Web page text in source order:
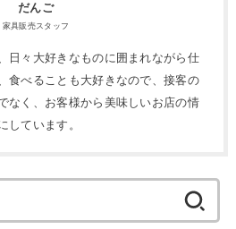
だんご
家具販売スタッフ
日々大好きなものに囲まれながら仕
食べることも大好きなので、接客の
なく、お客様から美味しいお店の情
しています。
索: